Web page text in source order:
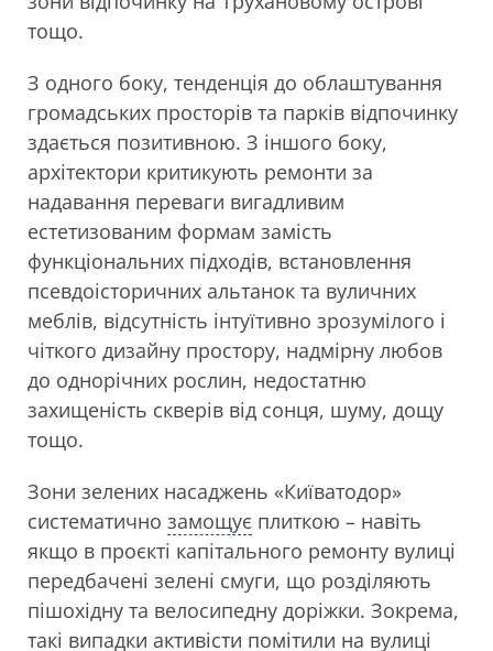
тощо.
З одного боку, тенденція до облаштування
громадських просторів та парків відпочинку
здається позитивною. З іншого боку,
архітектори критикують ремонти за
надавання переваги вигадливим
естетизованим формам замість
функціональних підходів, встановлення
псевдоісторичних альтанок та вуличних
меблів, відсутність інтуїтивно зрозумілого і
чіткого дизайну простору, надмірну любов
до однорічних рослин, недостатню
захищеність скверів від сонця, шуму, дощу
тощо.
Зони зелених насаджень «Київатодор»
систематично замощує плиткою – навіть
якщо в проєкті капітального ремонту вулиці
передбачені зелені смуги, що розділяють
пішохідну та велосипедну доріжки. Зокрема,
такі випадки активісти помітили на вулиці